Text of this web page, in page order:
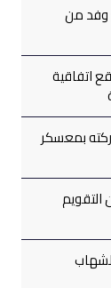
وفد من
اتفاقية
بمعسكر